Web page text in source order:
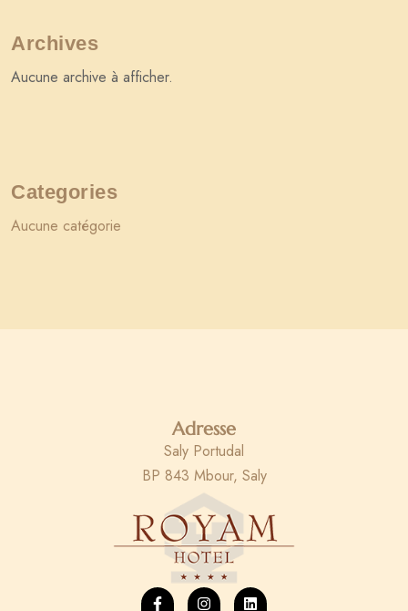
Archives
Aucune archive à afficher.
Categories
Aucune catégorie
Adresse
Saly Portudal
BP 843 Mbour, Saly